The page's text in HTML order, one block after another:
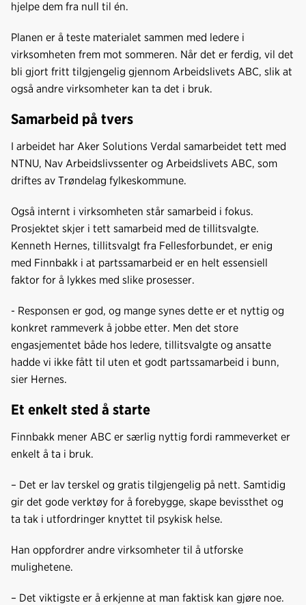
hjelpe dem fra null til én.
Planen er å teste materialet sammen med ledere i
virksomheten frem mot sommeren. Når det er ferdig, vil det
bli gjort fritt tilgjengelig gjennom Arbeidslivets ABC, slik at
også andre virksomheter kan ta det i bruk.
Samarbeid på tvers
I arbeidet har Aker Solutions Verdal samarbeidet tett med
NTNU, Nav Arbeidslivssenter og Arbeidslivets ABC, som
driftes av Trøndelag fylkeskommune.
Også internt i virksomheten står samarbeid i fokus.
Prosjektet skjer i tett samarbeid med de tillitsvalgte.
Kenneth Hernes, tillitsvalgt fra Fellesforbundet, er enig
med Finnbakk i at partssamarbeid er en helt essensiell
faktor for å lykkes med slike prosesser.
- Responsen er god, og mange synes dette er et nyttig og
konkret rammeverk å jobbe etter. Men det store
engasjementet både hos ledere, tillitsvalgte og ansatte
hadde vi ikke fått til uten et godt partssamarbeid i bunn,
sier Hernes.
Et enkelt sted å starte
Finnbakk mener ABC er særlig nyttig fordi rammeverket er
enkelt å ta i bruk.
– Det er lav terskel og gratis tilgjengelig på nett. Samtidig
gir det gode verktøy for å forebygge, skape bevissthet og
ta tak i utfordringer knyttet til psykisk helse.
Han oppfordrer andre virksomheter til å utforske
mulighetene.
– Det viktigste er å erkjenne at man faktisk kan gjøre noe.